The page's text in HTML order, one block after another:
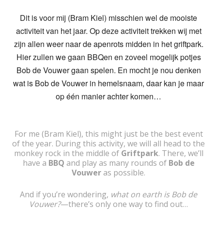
Dit is voor mij (Bram Kiel) misschien wel de mooiste
activiteit van het jaar. Op deze activiteit trekken wij met
zijn allen weer naar de apenrots midden in het griftpark.
Hier zullen we gaan BBQen en zoveel mogelijk potjes
Bob de Vouwer gaan spelen. En mocht je nou denken
wat is Bob de Vouwer in hemelsnaam, daar kan je maar
op één manier achter komen…
For me (Bram Kiel), this might just be the best event
of the year. During this activity, we will all head to the
monkey rock in the middle of Griftpark. There, we’ll
have a BBQ and play as many rounds of Bob de
Vouweras possible.
And if you’re wondering, what on earth is Bob de
Vouwer?—there’s only one way to find out…